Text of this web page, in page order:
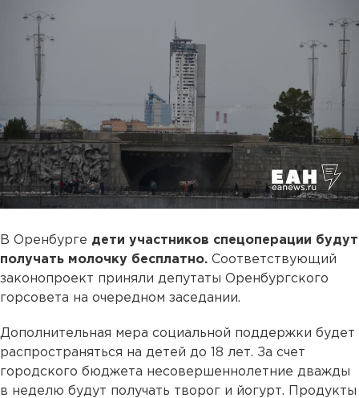
В Оренбурге дети участников спецоперации будут
получать молочку бесплатно. Соответствующий
законопроект приняли депутаты Оренбургского
горсовета на очередном заседании.
Дополнительная мера социальной поддержки будет
распространяться на детей до 18 лет. За счет
городского бюджета несовершеннолетние дважды
в неделю будут получать творог и йогурт. Продукты